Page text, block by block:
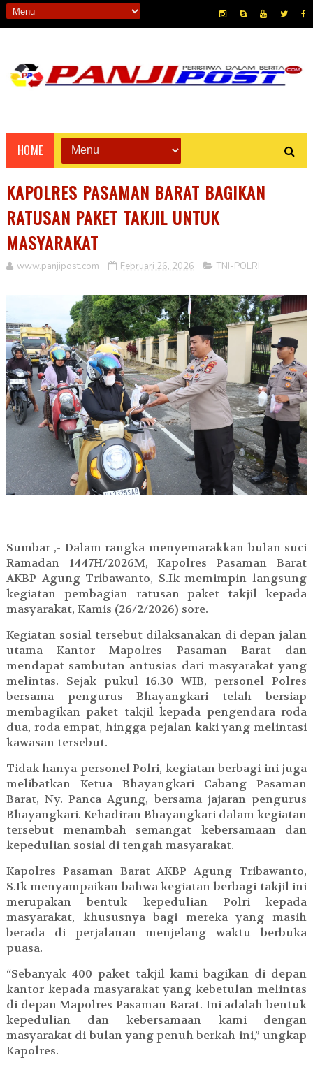
HOME
KAPOLRES PASAMAN BARAT BAGIKAN
RATUSAN PAKET TAKJIL UNTUK
MASYARAKAT
www.panjipost.com Februari 26, 2026 TNI-POLRI
Sumbar ,- Dalam rangka menyemarakkan bulan suci
Ramadan 1447H/2026M, Kapolres Pasaman Barat
AKBP Agung Tribawanto, S.Ik memimpin langsung
kegiatan pembagian ratusan paket takjil kepada
masyarakat, Kamis (26/2/2026) sore.
Kegiatan sosial tersebut dilaksanakan di depan jalan
utama Kantor Mapolres Pasaman Barat dan
mendapat sambutan antusias dari masyarakat yang
melintas. Sejak pukul 16.30 WIB, personel Polres
bersama pengurus Bhayangkari telah bersiap
membagikan paket takjil kepada pengendara roda
dua, roda empat, hingga pejalan kaki yang melintasi
kawasan tersebut.
Tidak hanya personel Polri, kegiatan berbagi ini juga
melibatkan Ketua Bhayangkari Cabang Pasaman
Barat, Ny. Panca Agung, bersama jajaran pengurus
Bhayangkari. Kehadiran Bhayangkari dalam kegiatan
tersebut menambah semangat kebersamaan dan
kepedulian sosial di tengah masyarakat.
Kapolres Pasaman Barat AKBP Agung Tribawanto,
S.Ik menyampaikan bahwa kegiatan berbagi takjil ini
merupakan bentuk kepedulian Polri kepada
masyarakat, khususnya bagi mereka yang masih
berada di perjalanan menjelang waktu berbuka
puasa.
“Sebanyak 400 paket takjil kami bagikan di depan
kantor kepada masyarakat yang kebetulan melintas
di depan Mapolres Pasaman Barat. Ini adalah bentuk
kepedulian dan kebersamaan kami dengan
masyarakat di bulan yang penuh berkah ini,” ungkap
Kapolres.